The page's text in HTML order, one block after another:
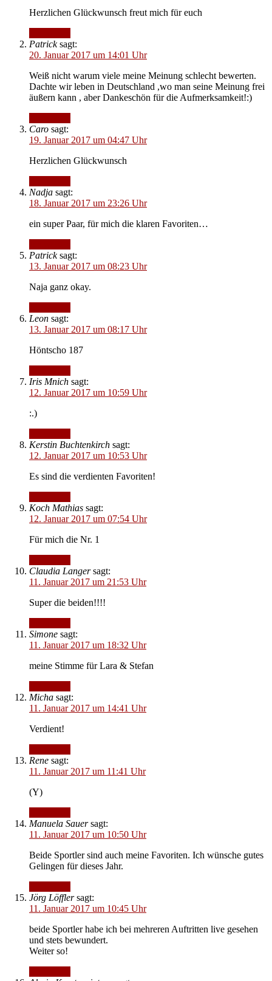
Herzlichen Glückwunsch freut mich für euch
Patrick sagt:
20. Januar 2017 um 14:01 Uhr
Weiß nicht warum viele meine Meinung schlecht bewerten.
Dachte wir leben in Deutschland ,wo man seine Meinung frei
äußern kann , aber Dankeschön für die Aufmerksamkeit!:)
Caro sagt:
19. Januar 2017 um 04:47 Uhr
Herzlichen Glückwunsch
Nadja sagt:
18. Januar 2017 um 23:26 Uhr
ein super Paar, für mich die klaren Favoriten…
Patrick sagt:
13. Januar 2017 um 08:23 Uhr
Naja ganz okay.
Leon sagt:
13. Januar 2017 um 08:17 Uhr
Höntscho 187
Iris Mnich sagt:
12. Januar 2017 um 10:59 Uhr
:.)
Kerstin Buchtenkirch sagt:
12. Januar 2017 um 10:53 Uhr
Es sind die verdienten Favoriten!
Koch Mathias sagt:
12. Januar 2017 um 07:54 Uhr
Für mich die Nr. 1
Claudia Langer sagt:
11. Januar 2017 um 21:53 Uhr
Super die beiden!!!!
Simone sagt:
11. Januar 2017 um 18:32 Uhr
meine Stimme für Lara & Stefan
Micha sagt:
11. Januar 2017 um 14:41 Uhr
Verdient!
Rene sagt:
11. Januar 2017 um 11:41 Uhr
(Y)
Manuela Sauer sagt:
11. Januar 2017 um 10:50 Uhr
Beide Sportler sind auch meine Favoriten. Ich wünsche gutes
Gelingen für dieses Jahr.
Jörg Löffler sagt:
11. Januar 2017 um 10:45 Uhr
beide Sportler habe ich bei mehreren Auftritten live gesehen
und stets bewundert.
Weiter so!